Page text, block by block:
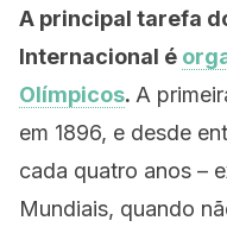
A principal tarefa
Internacional é
Olímpicos. A
em 1896, e desde
cada quatro anos –
Mundiais, quando